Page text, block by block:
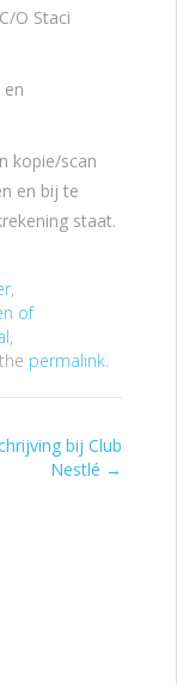
O Staci
kopie/scan
en bij te
staat.
,
of
,
permalink.
bij Club
Nestlé →